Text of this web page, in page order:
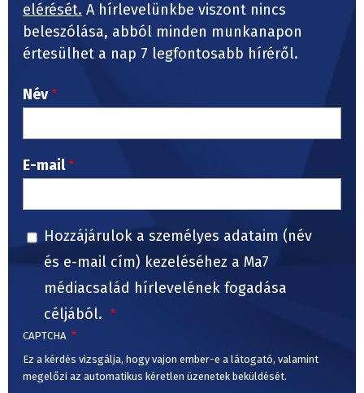
elérését. A hírlevelünkbe viszont nincs
beleszólása, abból minden munkanapon
értesülhet a nap 7 legfontosabb híréről.
Név
E-mail
Hozzájárulok a személyes adataim (név
és e-mail cím) kezeléséhez a Ma7
médiacsalád hírlevelének fogadása
céljából.
CAPTCHA
Ez a kérdés vizsgálja, hogy vajon ember-e a látogató, valamint
megelőzi az automatikus kéretlen üzenetek beküldését.